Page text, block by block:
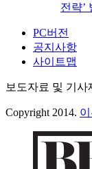
전략’
PC버전
공지사항
사이트맵
보도자료 및 기사
Copyright 2014.